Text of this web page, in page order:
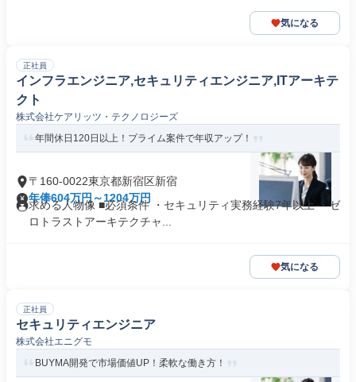
気になる
正社員
インフラエンジニア,セキュリティエンジニア,ITアーキテ
クト
株式会社ケアリッツ・テクノロジーズ
年間休日120日以上！プライム案件で年収アップ！
〒160-0022東京都新宿区新宿
年俸604万円～1204万円
求める人物像 ■必須条件 ・セキュリティ実務経験7年以上 ・ゼ
ロトラストアーキテクチャ...
気になる
正社員
セキュリティエンジニア
株式会社エニグモ
BUYMA開発で市場価値UP！柔軟な働き方！